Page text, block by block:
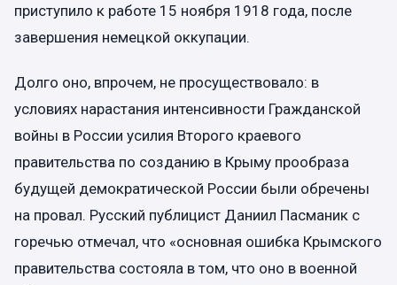
приступило к работе 15 ноября 1918 года, после
завершения немецкой оккупации.
Долго оно, впрочем, не просуществовало: в
условиях нарастания интенсивности Гражданской
войны в России усилия Второго краевого
правительства по созданию в Крыму прообраза
будущей демократической России были обречены
на провал. Русский публицист Даниил Пасманик с
горечью отмечал, что «основная ошибка Крымского
правительства состояла в том, что оно в военной